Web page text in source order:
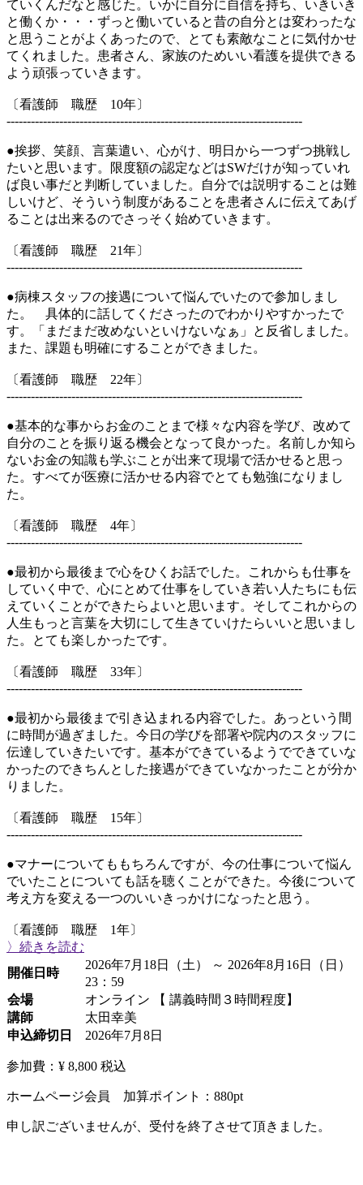
ていくんだなと感じた。いかに自分に自信を持ち、いきいき
と働くか・・・ずっと働いていると昔の自分とは変わったな
と思うことがよくあったので、とても素敵なことに気付かせ
てくれました。患者さん、家族のためいい看護を提供できる
よう頑張っていきます。
〔看護師 職歴 10年〕
-------------------------------------------------------------------------
●挨拶、笑顔、言葉遣い、心がけ、明日から一つずつ挑戦し
たいと思います。限度額の認定などはSWだけが知っていれ
ば良い事だと判断していました。自分では説明することは難
しいけど、そういう制度があることを患者さんに伝えてあげ
ることは出来るのでさっそく始めていきます。
〔看護師 職歴 21年〕
-------------------------------------------------------------------------
●病棟スタッフの接遇について悩んでいたので参加しまし
た。 具体的に話してくださったのでわかりやすかったで
す。「まだまだ改めないといけないなぁ」と反省しました。
また、課題も明確にすることができました。
〔看護師 職歴 22年〕
-------------------------------------------------------------------------
●基本的な事からお金のことまで様々な内容を学び、改めて
自分のことを振り返る機会となって良かった。名前しか知ら
ないお金の知識も学ぶことが出来て現場で活かせると思っ
た。すべてが医療に活かせる内容でとても勉強になりまし
た。
〔看護師 職歴 4年〕
-------------------------------------------------------------------------
●最初から最後まで心をひくお話でした。これからも仕事を
していく中で、心にとめて仕事をしていき若い人たちにも伝
えていくことができたらよいと思います。そしてこれからの
人生もっと言葉を大切にして生きていけたらいいと思いまし
た。とても楽しかったです。
〔看護師 職歴 33年〕
-------------------------------------------------------------------------
●最初から最後まで引き込まれる内容でした。あっという間
に時間が過ぎました。今日の学びを部署や院内のスタッフに
伝達していきたいです。基本ができているようでできていな
かったのできちんとした接遇ができていなかったことが分か
りました。
〔看護師 職歴 15年〕
-------------------------------------------------------------------------
●マナーについてももちろんですが、今の仕事について悩ん
でいたことについても話を聴くことができた。今後について
考え方を変える一つのいいきっかけになったと思う。
〔看護師 職歴 1年〕
〉続きを読む
開催日時
2026年7月18日（土） ～ 2026年8月16日（日）
23：59
会場
オンライン 【 講義時間３時間程度】
講師
太田幸美
申込締切日
2026年7月8日
参加費：¥ 8,800 税込
ホームページ会員 加算ポイント： 880pt
申し訳ございませんが、受付を終了させて頂きました。